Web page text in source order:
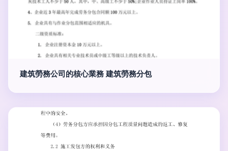
建筑勞務公司的核心業務 建筑勞務分包